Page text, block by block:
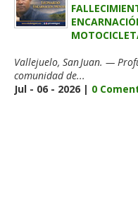
Vallejuelo, San Juan. —
comunidad de...
Jul - 06 - 2026 | 0